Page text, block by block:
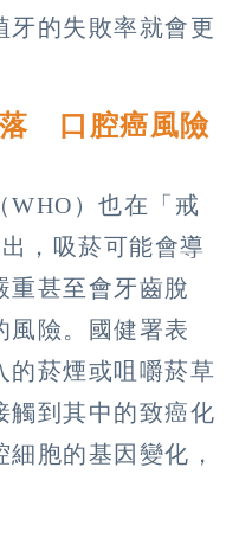
牙的失敗率就會更
落 口腔癌風險
WHO）也在「戒
，吸菸可能會導
重甚至會牙齒脫
風險。國健署表
的菸煙或咀嚼菸草
觸到其中的致癌化
胞的基因變化，